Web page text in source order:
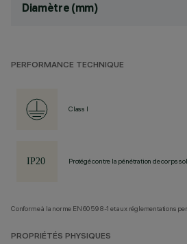
Diamètre (mm)
PERFORMANCE TECHNIQUE
Class I
Protégé contre la pénétration de corps
Conforme à la norme EN60598-1 et aux réglementations
PROPRIÉTÉS PHYSIQUES